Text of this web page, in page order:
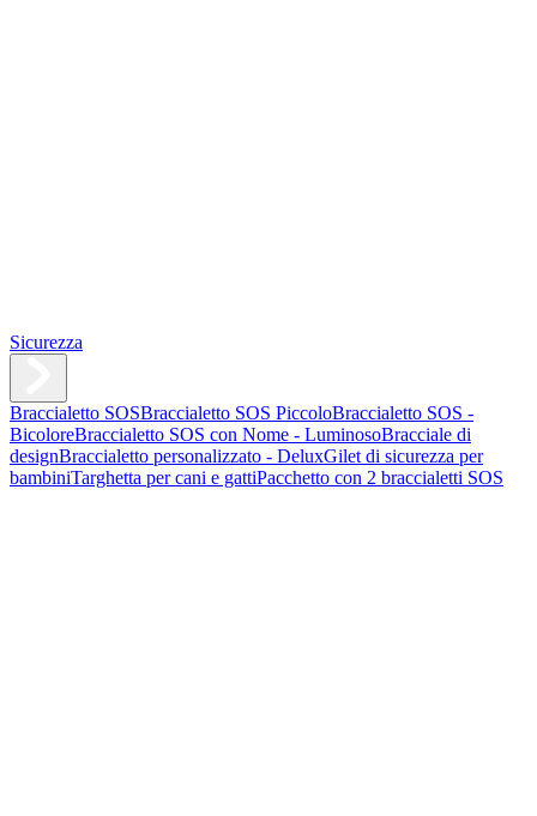
Sicurezza
Braccialetto SOSBraccialetto SOS PiccoloBraccialetto SOS -
BicoloreBraccialetto SOS con Nome - LuminosoBracciale di
designBraccialetto personalizzato - DeluxGilet di sicurezza per
bambiniTarghetta per cani e gattiPacchetto con 2 braccialetti SOS